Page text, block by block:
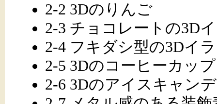
2-2 3Dのりんご
2-3 チョコレートの3D
2-4 フキダシ型の3Dイ
2-5 3Dのコーヒーカップ
2-6 3Dのアイスキャン